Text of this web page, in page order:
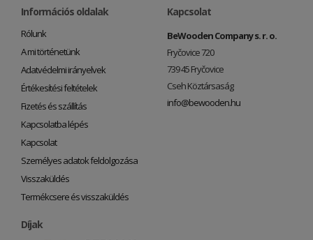
Információs oldalak
Rólunk
A mi történetünk
Adatvédelmi irányelvek
Értékesítési feltételek
Fizetés és szállítás
Kapcsolatba lépés
Kapcsolat
Személyes adatok feldolgozása
Visszaküldés
Termékcsere és visszaküldés
Kapcsolat
BeWooden Company s. r. o.
Fryčovice 720
739 45 Fryčovice
Cseh Köztársaság
info@bewooden.hu
Díjak